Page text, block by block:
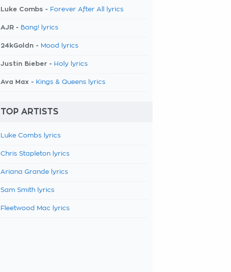
Luke Combs - Forever After All lyrics
AJR - Bang! lyrics
24kGoldn - Mood lyrics
Justin Bieber - Holy lyrics
Ava Max - Kings & Queens lyrics
TOP ARTISTS
Luke Combs lyrics
Chris Stapleton lyrics
Ariana Grande lyrics
Sam Smith lyrics
Fleetwood Mac lyrics